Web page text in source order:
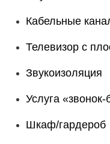
Кабельные
Телевизор с
Звукоизоляция
Услуга «звонок-
Шкаф/гардероб